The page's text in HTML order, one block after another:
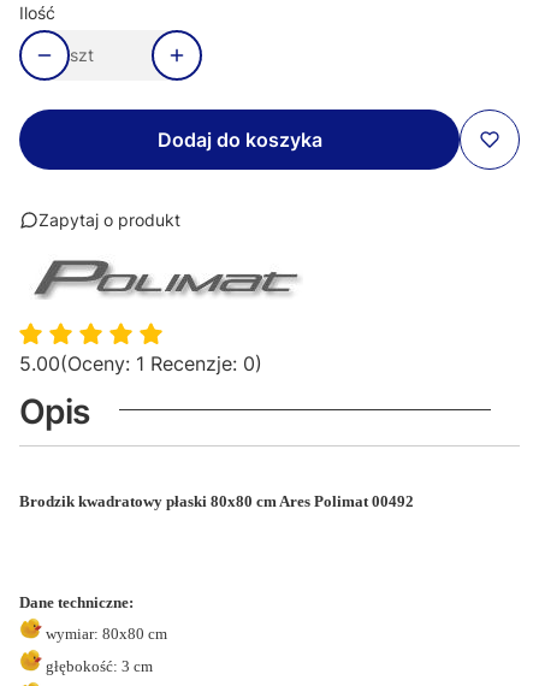
Ilość
szt
Dodaj do koszyka
Zapytaj o produkt
5.00(Oceny: 1 Recenzje: 0)
Opis
Brodzik kwadratowy płaski 80x80 cm Ares Polimat 00492
Dane techniczne:
wymiar: 80x80 cm
głębokość: 3 cm